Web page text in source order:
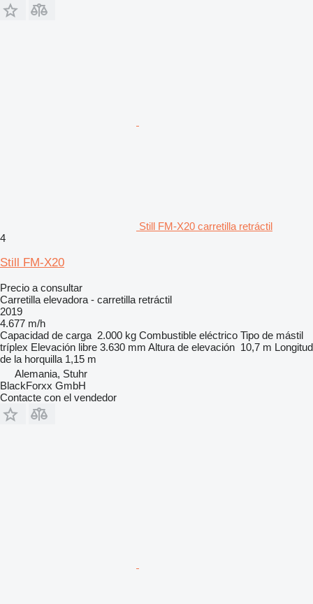
Still FM-X20 carretilla retráctil
4
Still FM-X20
Precio a consultar
Carretilla elevadora - carretilla retráctil
2019
4.677 m/h
Capacidad de carga 2.000 kg Combustible eléctrico Tipo de mástil
tríplex Elevación libre 3.630 mm Altura de elevación 10,7 m Longitud
de la horquilla 1,15 m
Alemania, Stuhr
BlackForxx GmbH
Contacte con el vendedor